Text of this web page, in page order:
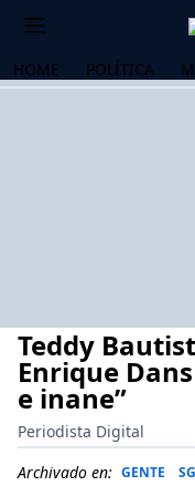
HOME POLÍTICA
Teddy
Enrique
e inane”
Periodista Digital
Archivado en: GENTE